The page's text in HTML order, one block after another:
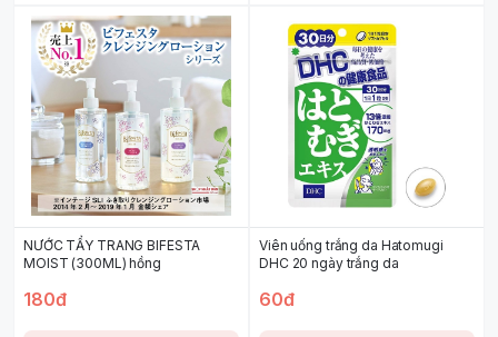
NƯỚC TẨY TRANG BIFESTA
MOIST (300ML) hồng
180đ
Viên uống trắng da Hatomugi
DHC 20 ngày trắng da
60đ